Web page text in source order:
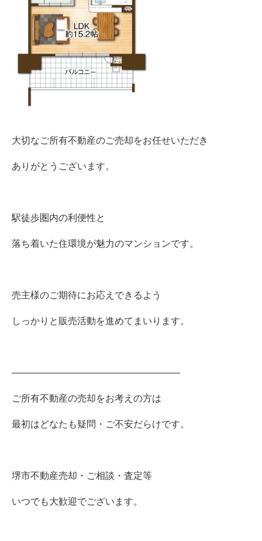
大切なご所有不動産のご売却をお任せいただき
ありがとうございます。
駅徒歩圏内の利便性と
落ち着いた住環境が魅力のマンションです。
売主様のご期待にお応えできるよう
しっかりと販売活動を進めてまいります。
――――――――――――――――――
ご所有不動産の売却をお考えの方は
最初はどなたも疑問・ご不安だらけです。
堺市不動産売却・ご相談・査定等
いつでも大歓迎でございます。